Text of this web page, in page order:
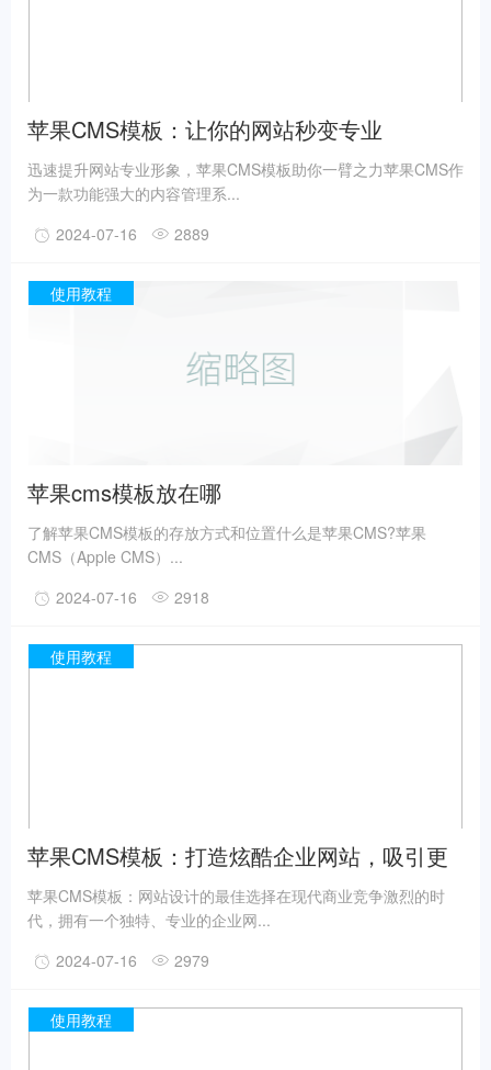
苹果CMS模板：让你的网站秒变专业
迅速提升网站专业形象，苹果CMS模板助你一臂之力苹果CMS作
为一款功能强大的内容管理系...
2024-07-16
2889
使用教程
苹果cms模板放在哪
了解苹果CMS模板的存放方式和位置什么是苹果CMS?苹果
CMS（Apple CMS）...
2024-07-16
2918
使用教程
苹果CMS模板：打造炫酷企业网站，吸引更
多客户
苹果CMS模板：网站设计的最佳选择在现代商业竞争激烈的时
代，拥有一个独特、专业的企业网...
2024-07-16
2979
使用教程